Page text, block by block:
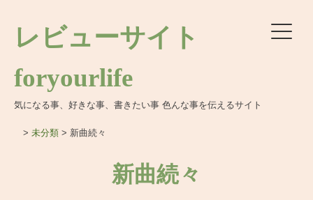
レビューサイト
foryourlife
気になる事、好きな事、書きたい事 色んな事を伝えるサイト
> 未分類 > 新曲続々
新曲続々